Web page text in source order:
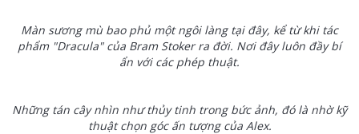
Màn sương mù bao phủ một ngôi làng tại đây, kể từ khi tác
phẩm "Dracula" của Bram Stoker ra đời. Nơi đây luôn đầy bí
ẩn với các phép thuật.
Những tán cây nhìn như thủy tinh trong bức ảnh, đó là nhờ kỹ
thuật chọn góc ấn tượng của Alex.